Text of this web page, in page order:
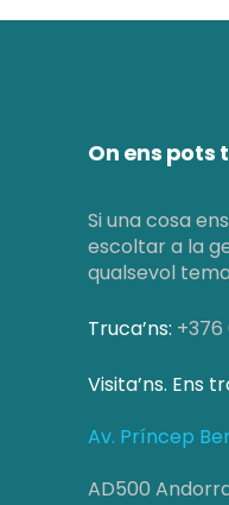
On ens pots
Si una cosa
escoltar a la
qualsevol
Truca’ns: +376
Visita’ns. Ens
Av. Príncep
AD500